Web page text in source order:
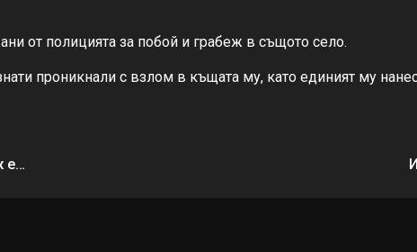
от полицията за побой и грабеж в същото село.
проникнали с взлом в къщата му, като единият му
е…